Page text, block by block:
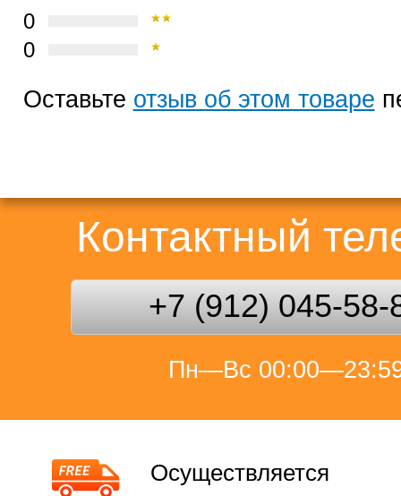
0
0
Оставьте отзыв об этом товаре
Контактный
+7 (912) 045-58-
Пн—Вс
Осуществляется